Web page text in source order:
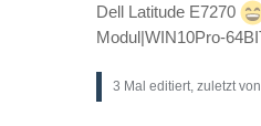
Dell Latitude E7270
Modul|WIN10Pro-
3 Mal editiert, zuletzt von